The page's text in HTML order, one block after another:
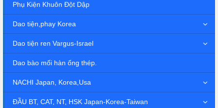
Phụ Kiện Khuôn Đột Dập
Dao tiện,phay Korea
Dao tiện ren Vargus-Israel
Dao bào mối hàn ống thép.
NACHI Japan, Korea,Usa
ĐẦU BT, CAT, NT, HSK Japan-Korea-Taiwan